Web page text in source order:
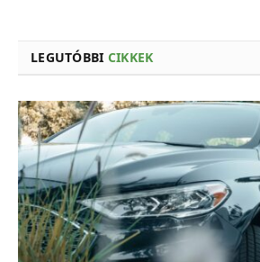
LEGUTÓBBI CIKKEK